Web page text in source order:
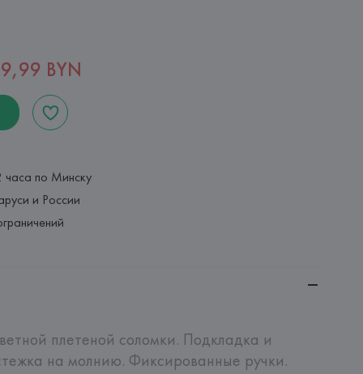
BYN
часа по Минску
и России
плетеной соломки. Подкладка и
на молнию. Фиксированные ручки.